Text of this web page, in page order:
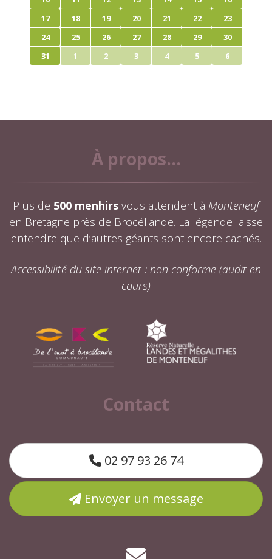
17
18 19 20 21 22
23
24
25 26 27 28 29
30
31
1 2 3 4 5 6
À propos...
Plus de 500 menhirs vous attendent à Monteneuf
en Bretagne près de Brocéliande. La légende laisse
entendre que d’autres géants sont encore cachés.
Accessibilité du site internet : non conforme (audit en
cours)
Contact
02 97 93 26 74
Envoyer un message